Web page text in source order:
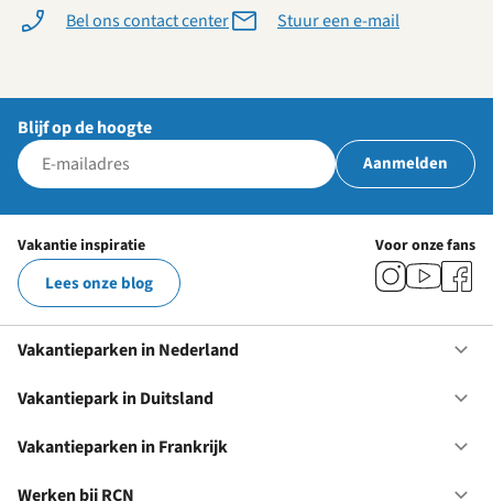
Bel ons contact center Stuur een e-mail
Blijf op de hoogte
Aanmelden
Vakantie inspiratie
Lees onze blog
Voor onze fans
Vakantieparken in Nederland
Vakantiepark in Duitsland
Vakantieparken in Frankrijk
Werken bij RCN